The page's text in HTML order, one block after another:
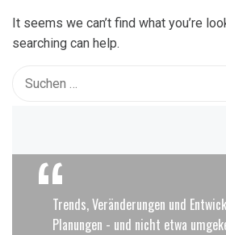
It seems we can’t find what you’re
searching can help.
Suchen
Trends, Veränderungen und
Planungen - und nicht etwa